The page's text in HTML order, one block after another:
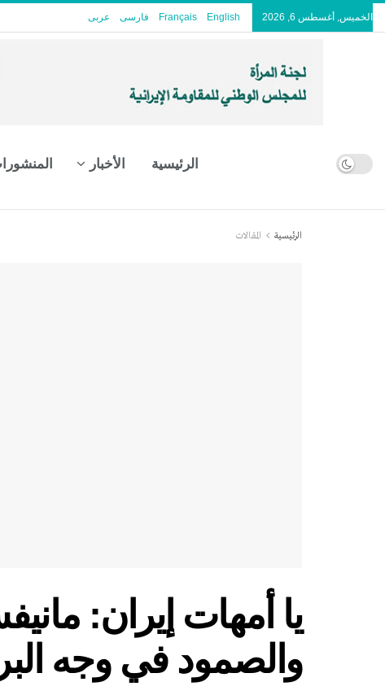
الخميس, أغسطس 6, 2026 English
Français فارسی عربى
الرئيسية الأخبار
الرئيسية المقالات
يا أمهات إيران:
والصمود في وجه